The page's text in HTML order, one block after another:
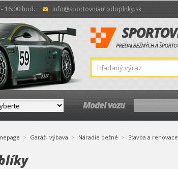
16:00 hod. info@sportovniautodoplnky.sk
Model vozu
Garáž- výbava Náradie bežné Stavba a renovace